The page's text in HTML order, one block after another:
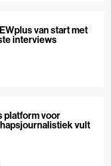
van start met
interviews
platform voor
vult